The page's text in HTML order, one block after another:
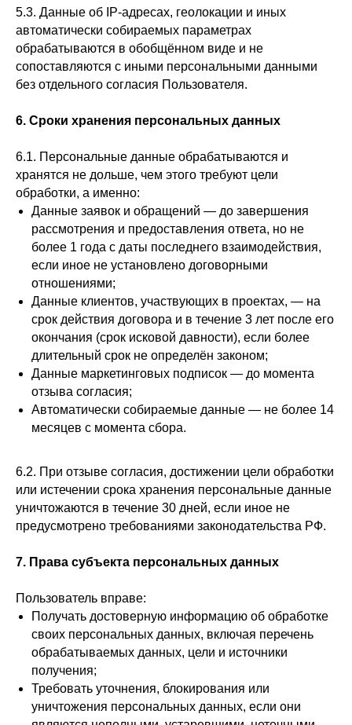
5.3. Данные об IP-адресах, геолокации и иных
автоматически собираемых параметрах
обрабатываются в обобщённом виде и не
сопоставляются с иными персональными данными
без отдельного согласия Пользователя.
6. Сроки хранения персональных данных
6.1. Персональные данные обрабатываются и
хранятся не дольше, чем этого требуют цели
обработки, а именно:
Данные заявок и обращений — до завершения
рассмотрения и предоставления ответа, но не
более 1 года с даты последнего взаимодействия,
если иное не установлено договорными
отношениями;
Данные клиентов, участвующих в проектах, — на
срок действия договора и в течение 3 лет после его
окончания (срок исковой давности), если более
длительный срок не определён законом;
Данные маркетинговых подписок — до момента
отзыва согласия;
Автоматически собираемые данные — не более 14
месяцев с момента сбора.
6.2. При отзыве согласия, достижении цели обработки
или истечении срока хранения персональные данные
уничтожаются в течение 30 дней, если иное не
предусмотрено требованиями законодательства РФ.
7. Права субъекта персональных данных
Пользователь вправе:
Получать достоверную информацию об обработке
своих персональных данных, включая перечень
обрабатываемых данных, цели и источники
получения;
Требовать уточнения, блокирования или
уничтожения персональных данных, если они